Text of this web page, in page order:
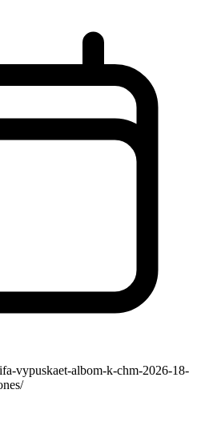
vypuskaet-albom-k-chm-2026-18-